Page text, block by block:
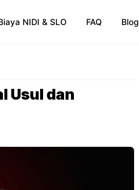
NIDI & SLO FAQ Blog
Usul dan